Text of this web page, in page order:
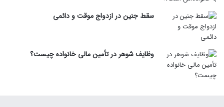
سقط جنین در ازدواج موقت و دائمی
وظایف شوهر در تأمین مالی خانواده چیست؟